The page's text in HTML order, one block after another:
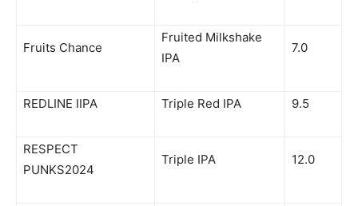
Fruits Chance
Fruited Milkshake
IPA
7.0
REDLINE IIPA Triple Red IPA 9.5
RESPECT
PUNKS2024
Triple IPA 12.0